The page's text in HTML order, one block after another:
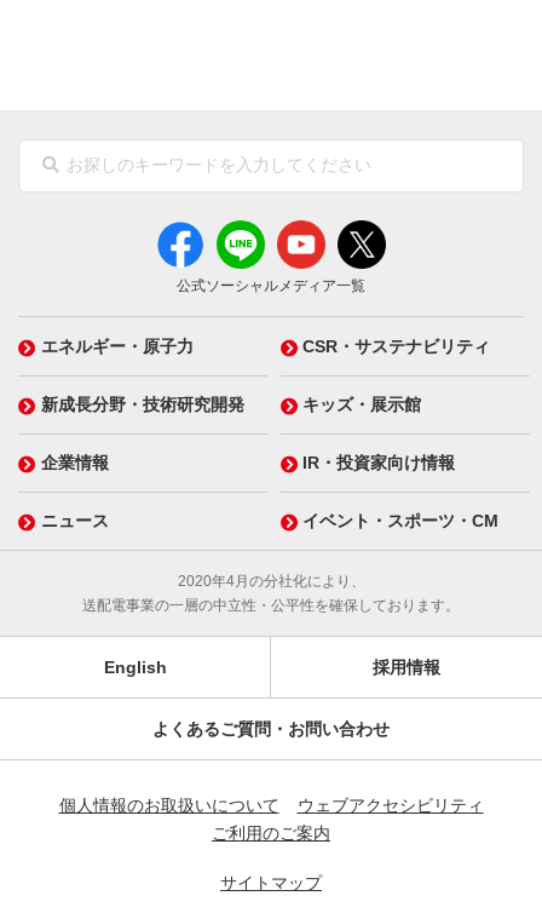
公式ソーシャルメディア一覧
エネルギー・原子力 CSR・サステナビリティ
新成長分野・技術研究開発 キッズ・展示館
企業情報 IR・投資家向け情報
ニュース イベント・スポーツ・CM
2020年4月の分社化により、
送配電事業の一層の中立性・公平性を確保しております。
English 採用情報
よくあるご質問・お問い合わせ
個人情報のお取扱いについて
ウェブアクセシビリティ
ご利用のご案内
サイトマップ